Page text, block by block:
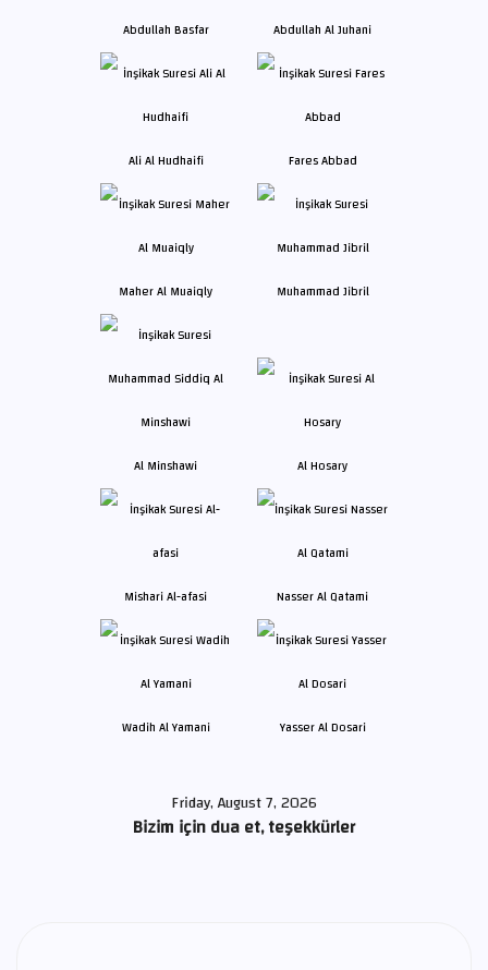
Abdullah Basfar Abdullah Al Juhani
Ali Al Hudhaifi Fares Abbad
Maher Al Muaiqly Muhammad Jibril
Al Minshawi Al Hosary
Mishari Al-afasi Nasser Al Qatami
Wadih Al Yamani Yasser Al Dosari
Friday, August 7, 2026
Bizim için dua et, teşekkürler